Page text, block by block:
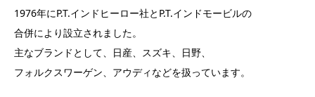
1976年にP.T.インドヒーロー社とP.T.インドモービルの
合併により設立されました。
主なブランドとして、日産、スズキ、日野、
フォルクスワーゲン、アウディなどを扱っています。